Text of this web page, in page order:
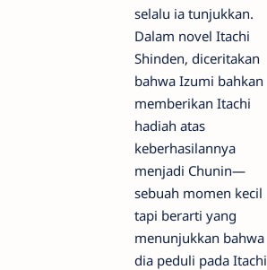
selalu ia tunjukkan.
Dalam novel Itachi
Shinden, diceritakan
bahwa Izumi bahkan
memberikan Itachi
hadiah atas
keberhasilannya
menjadi Chunin—
sebuah momen kecil
tapi berarti yang
menunjukkan bahwa
dia peduli pada Itachi